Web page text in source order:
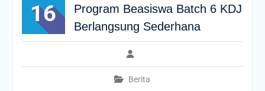
16
Program Beasiswa Batch 6 KDJ
Berlangsung Sederhana
Berita